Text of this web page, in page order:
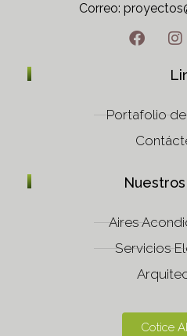
Correo:
Tel: (+57)
Portafolio
Aires
Servicios
Cotice